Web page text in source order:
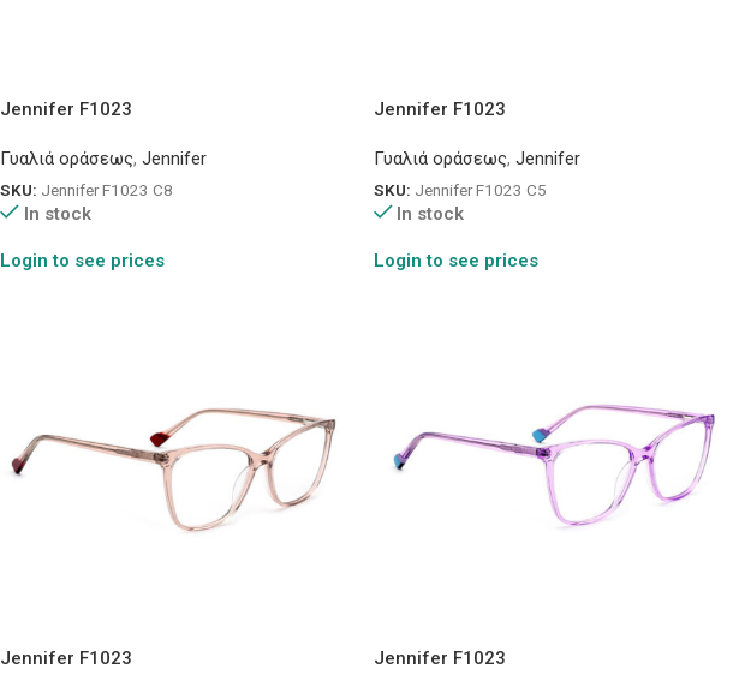
Jennifer F1023
Γυαλιά οράσεως, Jennifer
SKU: Jennifer F1023 C8
In stock
Login to see prices
Jennifer F1023
Γυαλιά οράσεως, Jennifer
SKU: Jennifer F1023 C5
In stock
Login to see prices
Jennifer F1023 Jennifer F1023